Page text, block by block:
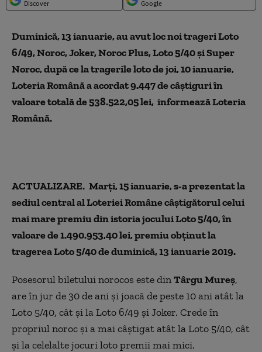
Discover
Google
Duminică, 13 ianuarie, au avut loc noi trageri Loto
6/49, Noroc, Joker, Noroc Plus, Loto 5/40 şi Super
Noroc, după ce la tragerile loto de joi, 10 ianuarie,
Loteria Română a acordat 9.447 de câştiguri în
valoare totală de 538.522,05 lei, informează Loteria
Română.
ACTUALIZARE. Marți, 15 ianuarie, s-a prezentat la
sediul central al Loteriei Române câștigătorul celui
mai mare premiu din istoria jocului Loto 5/40, în
valoare de 1.490.953,40 lei, premiu obținut la
tragerea Loto 5/40 de duminică, 13 ianuarie 2019.
Posesorul biletului norocos este dinTârgu Mureș,
are în jur de 30 de ani și joacă de peste 10 ani atât la
Loto 5/40, cât și la Loto 6/49 și Joker. Crede în
propriul noroc și a mai câștigat atât la Loto 5/40, cât
și la celelalte jocuri loto premii mai mici.